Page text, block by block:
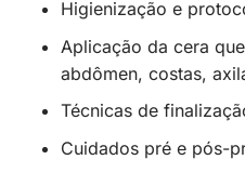
Higienização e
Aplicação da cera
abdômen, costas,
Técnicas de
Cuidados pré e pós-